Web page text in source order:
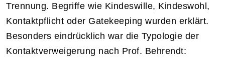
Trennung. Begriffe wie Kindeswille, Kindeswohl,
Kontaktpflicht oder Gatekeeping wurden erklärt.
Besonders eindrücklich war die Typologie der
Kontaktverweigerung nach Prof. Behrendt: